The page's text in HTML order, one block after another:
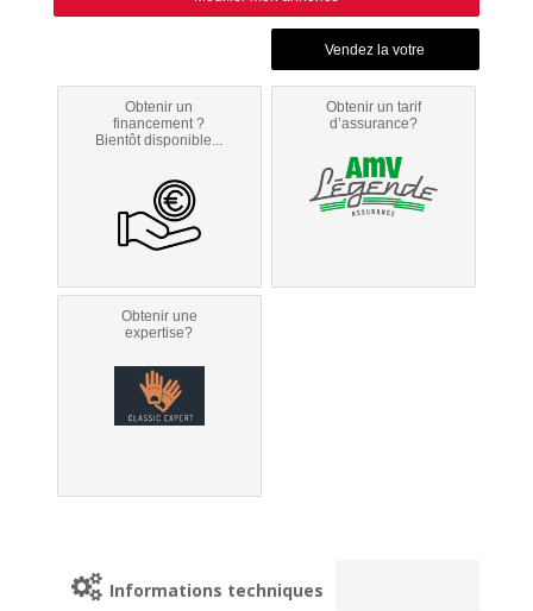
Obtenir un
financement ?
Bientôt disponible...
Obtenir un tarif
d’assurance?
Obtenir une
expertise?
Informations techniques